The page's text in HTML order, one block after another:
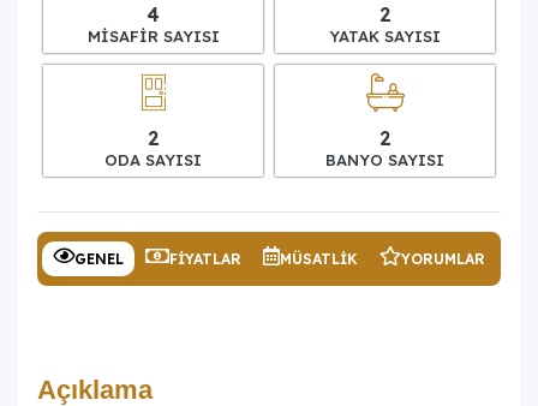
4
MISAFIR SAYISI
2
YATAK SAYISI
2
ODA SAYISI
2
BANYO SAYISI
GENEL FIYATLAR MÜSATLIK YORUMLAR
Açıklama